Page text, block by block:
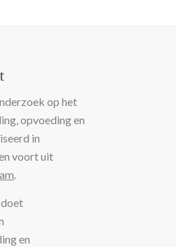
op het
opvoeding en
in
voort uit
.